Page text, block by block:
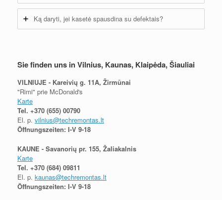
Ką daryti, jei kasetė spausdina su defektais?
Sie finden uns in Vilnius, Kaunas, Klaipėda, Šiauliai
VILNIUJE - Kareivių g. 11A, Žirmūnai
"Rimi" prie McDonald's
Karte
Tel. +370 (655) 00790
El. p. vilnius@techremontas.lt
Öffnungszeiten: I-V 9-18
KAUNE - Savanorių pr. 155, Žaliakalnis
Karte
Tel. +370 (684) 09811
El. p. kaunas@techremontas.lt
Öffnungszeiten: I-V 9-18